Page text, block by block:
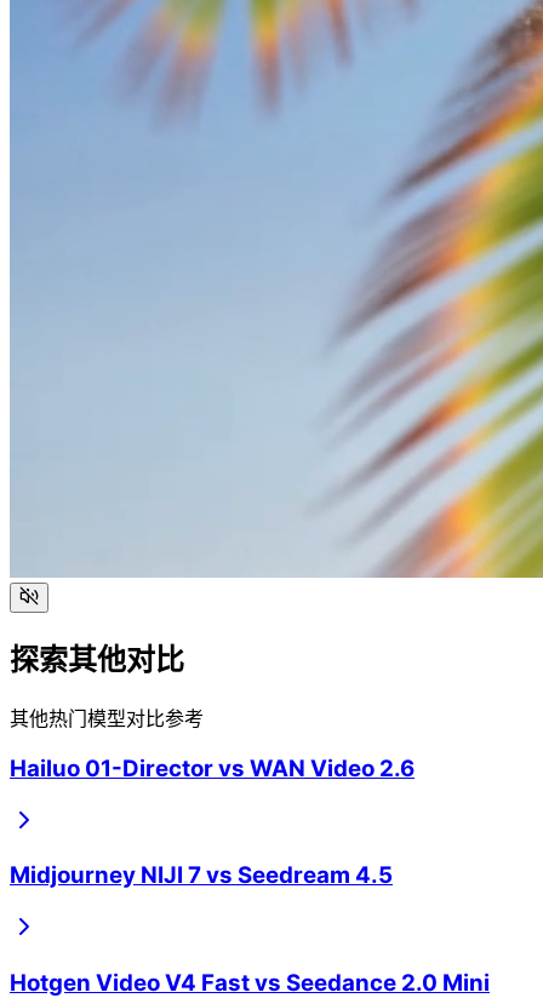
探索其他对比
其他热门模型对比参考
Hailuo 01-Directorvs WAN Video 2.6
Midjourney NIJI 7vs Seedream 4.5
Hotgen Video V4 Fastvs Seedance 2.0 Mini